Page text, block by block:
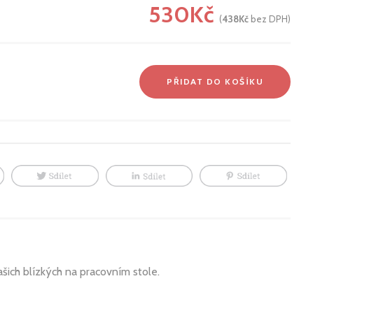
530Kč (438Kč bez DPH)
PŘIDAT DO KOŠÍKU
blízkých na pracovním stole.